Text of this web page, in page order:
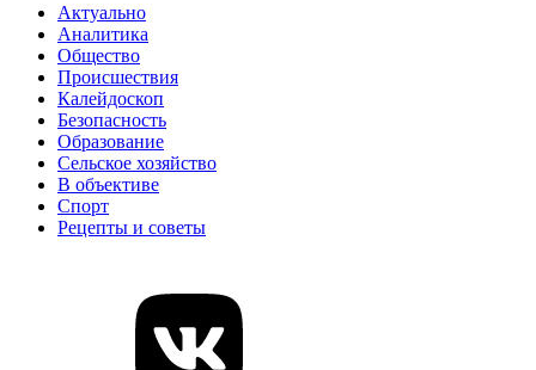
Актуально
Аналитика
Общество
Происшествия
Калейдоскоп
Безопасность
Образование
Сельское хозяйство
В объективе
Спорт
Рецепты и советы